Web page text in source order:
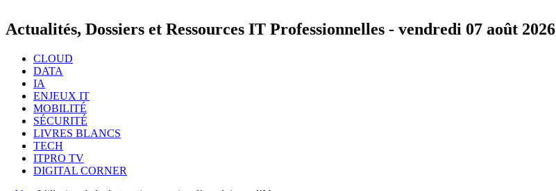
Actualités, Dossiers et Ressources IT Professionnelles - vendredi 07 août 2026
CLOUD
DATA
IA
ENJEUX IT
MOBILITÉ
SÉCURITÉ
LIVRES BLANCS
TECH
ITPRO TV
DIGITAL CORNER